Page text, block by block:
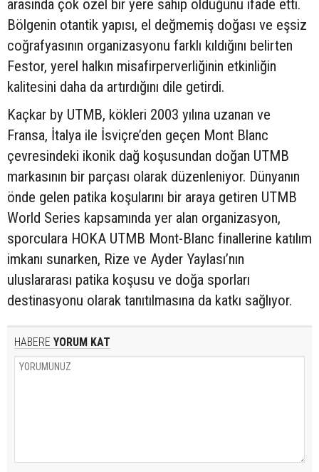
arasında çok özel bir yere sahip olduğunu ifade etti.
Bölgenin otantik yapısı, el değmemiş doğası ve eşsiz
coğrafyasının organizasyonu farklı kıldığını belirten
Festor, yerel halkın misafirperverliğinin etkinliğin
kalitesini daha da artırdığını dile getirdi.
Kaçkar by UTMB, kökleri 2003 yılına uzanan ve
Fransa, İtalya ile İsviçre’den geçen Mont Blanc
çevresindeki ikonik dağ koşusundan doğan UTMB
markasının bir parçası olarak düzenleniyor. Dünyanın
önde gelen patika koşularını bir araya getiren UTMB
World Series kapsamında yer alan organizasyon,
sporculara HOKA UTMB Mont-Blanc finallerine katılım
imkanı sunarken, Rize ve Ayder Yaylası’nın
uluslararası patika koşusu ve doğa sporları
destinasyonu olarak tanıtılmasına da katkı sağlıyor.
HABERE YORUM KAT